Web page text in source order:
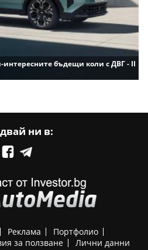
бъдещи коли с ДВГ - II
ни в:
Реклама
Портфолио
за ползване Лични данни